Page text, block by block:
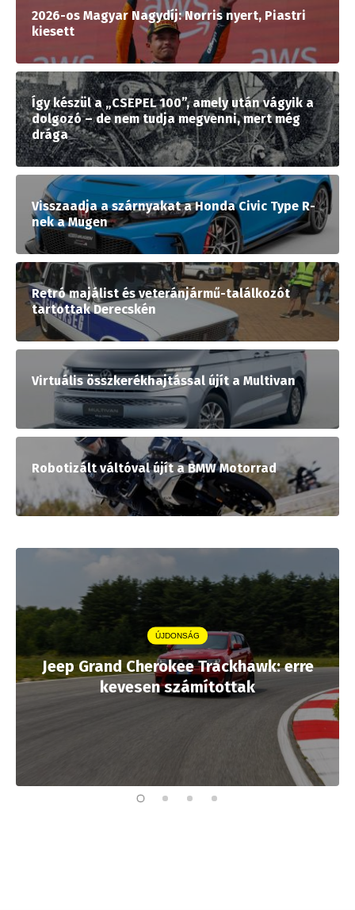
2026-os Magyar Nagydíj: Norris nyert, Piastri
kiesett
Így készül a „CSEPEL 100”, amely után vágyik a
dolgozó – de nem tudja megvenni, mert még
drága
Visszaadja a szárnyakat a Honda Civic Type R-
nek a Mugen
Retró majálist és veteránjármű-találkozót
tartottak Derecskén
Virtuális összkerékhajtással újít a Multivan
Robotizált váltóval újít a BMW Motorrad
ÚJDONSÁG
Jeep Grand Cherokee Trackhawk: erre
kevesen számítottak